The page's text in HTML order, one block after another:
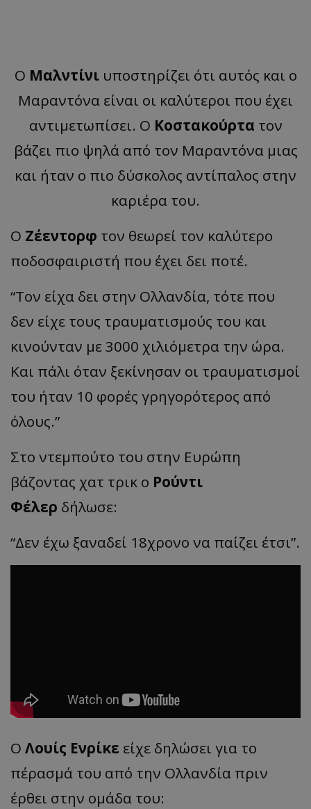
O Mαλντίνιυποστηρίζει ότι αυτός και ο
Μαραντόνα είναι οι καλύτεροι που έχει
αντιμετωπίσει. Ο Κοστακούρτα τον
βάζει πιο ψηλά από τον Μαραντόνα μιας
και ήταν ο πιο δύσκολος αντίπαλος στην
καριέρα του.
Ο Ζέεντορφ τον θεωρεί τον καλύτερο
ποδοσφαιριστή που έχει δει ποτέ.
“Τον είχα δει στην Ολλανδία, τότε που
δεν είχε τους τραυματισμούς του και
κινούνταν με 3000 χιλιόμετρα την ώρα.
Και πάλι όταν ξεκίνησαν οι τραυματισμοί
του ήταν 10 φορές γρηγορότερος από
όλους.”
Στο ντεμπούτο του στην Ευρώπη
βάζοντας χατ τρικ ο Ρούντι
Φέλερ δήλωσε:
“Δεν έχω ξαναδεί 18χρονο να παίζει έτσι”.
Ο Λουίς Ενρίκε είχε δηλώσει για το
πέρασμά του από την Ολλανδία πριν
έρθει στην ομάδα του: